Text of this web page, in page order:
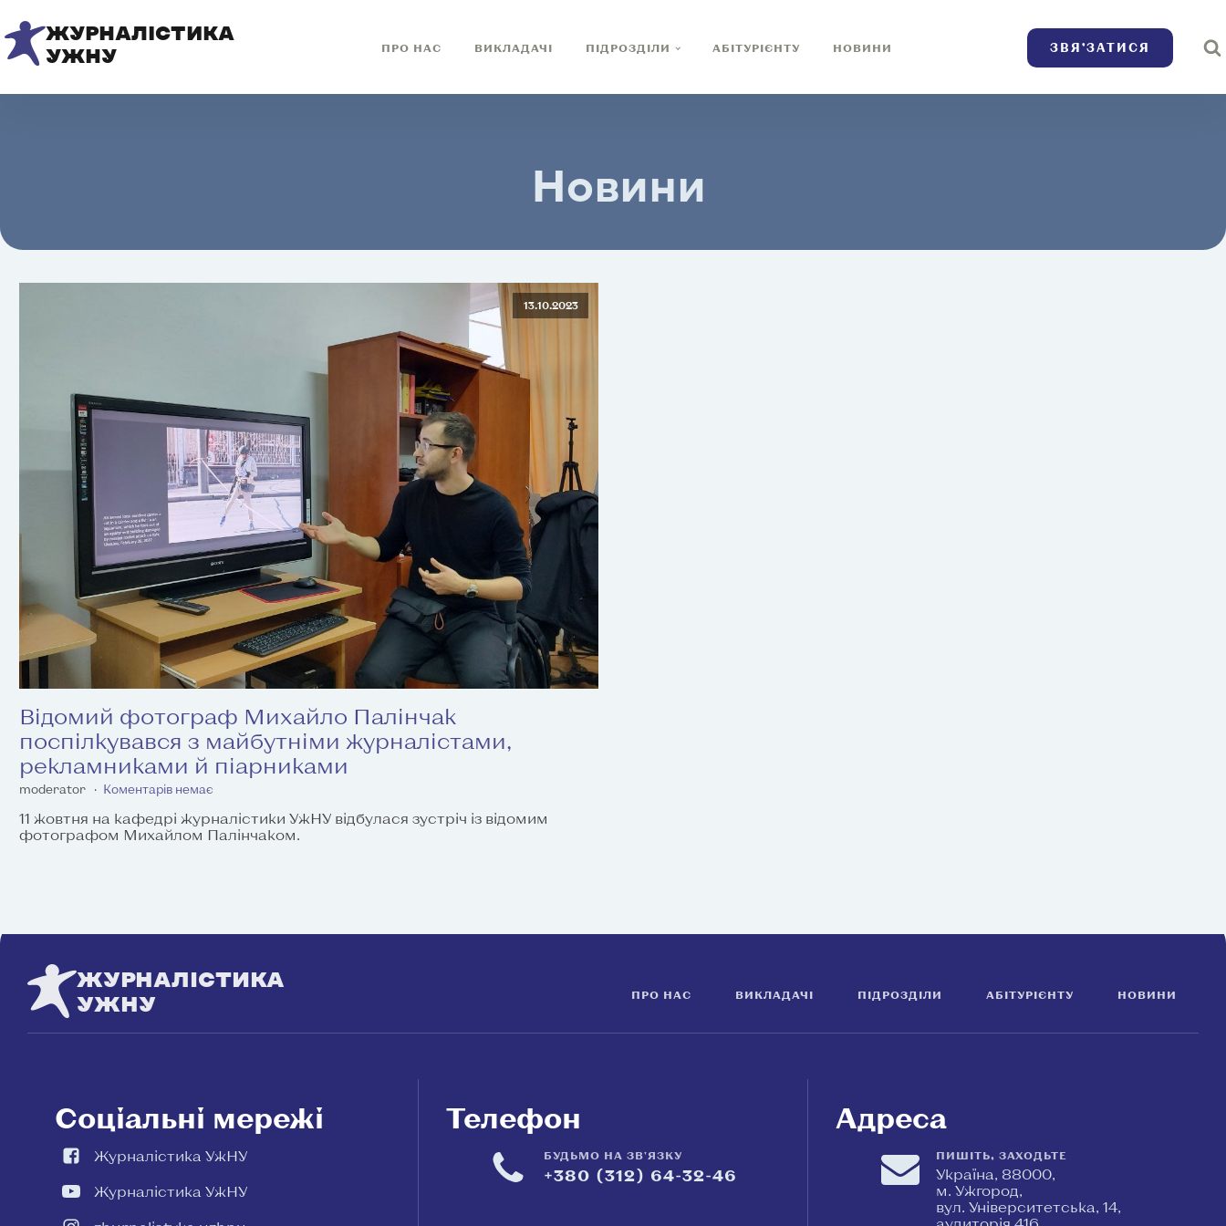
ЖУРНАЛІСТИКА
УЖНУ
ПРО НАС ВИКЛАДАЧІ ПІДРОЗДІЛИ АБІТУРІЄНТУ НОВИНИ ЗВЯ’ЗАТИСЯ
Новини
13.10.2023
Відомий фотограф Михайло Палінчак
поспілкувався з майбутніми журналістами,
рекламниками й піарниками
moderator Коментарів немає
11 жовтня на кафедрі журналістики УжНУ відбулася зустріч із відомим
фотографом Михайлом Палінчаком.
ЖУРНАЛІСТИКА
УЖНУ
ПРО НАС ВИКЛАДАЧІ ПІДРОЗДІЛИ АБІТУРІЄНТУ НОВИНИ
Соціальні мережі
Журналістика УжНУ
Журналістика УжНУ
Телефон
БУДЬМО НА ЗВ'ЯЗКУ
+380 (312) 64-32-46
Адреса
ПИШІТЬ, ЗАХОДЬТЕ
Україна, 88000,
м. Ужгород,
вул. Університетська, 14,